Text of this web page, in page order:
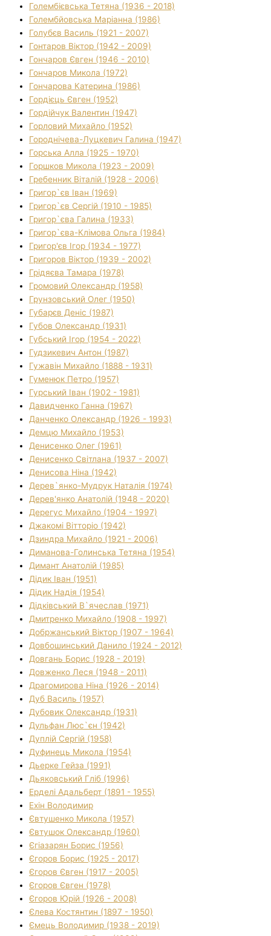
Голембієвська Тетяна (1936 - 2018)
Голембйовська Маріанна (1986)
Голубєв Василь (1921 - 2007)
Гонтаров Віктор (1942 - 2009)
Гончаров Євген (1946 - 2010)
Гончаров Микола (1972)
Гончарова Катерина (1986)
Гордієць Євген (1952)
Гордійчук Валентин (1947)
Горловий Михайло (1952)
Городнічева-Луцкевич Галина (1947)
Горська Алла (1925 - 1970)
Горшков Микола (1923 - 2009)
Гребенник Віталій (1928 - 2006)
Григор`єв Іван (1969)
Григор`єв Сергій (1910 - 1985)
Григор`єва Галина (1933)
Григор`єва-Клімова Ольга (1984)
Григор'єв Ігор (1934 - 1977)
Григоров Віктор (1939 - 2002)
Грідяєва Тамара (1978)
Громовий Олександр (1958)
Грунзовський Олег (1950)
Губарєв Деніс (1987)
Губов Олександр (1931)
Губський Ігор (1954 - 2022)
Гудзикевич Антон (1987)
Гужавін Михайло (1888 - 1931)
Гуменюк Петро (1957)
Гурський Іван (1902 - 1981)
Давидченко Ганна (1967)
Данченко Олександр (1926 - 1993)
Демцю Михайло (1953)
Денисенко Олег (1961)
Денисенко Світлана (1937 - 2007)
Денисова Ніна (1942)
Дерев`янко-Мудрук Наталія (1974)
Дерев'янко Анатолій (1948 - 2020)
Дерегус Михайло (1904 - 1997)
Джакомі Вітторіо (1942)
Дзиндра Михайло (1921 - 2006)
Диманова-Голинська Тетяна (1954)
Димант Анатолій (1985)
Дідик Іван (1951)
Дідик Надія (1954)
Дідківський В`ячеслав (1971)
Дмитренко Михайло (1908 - 1997)
Добржанський Віктор (1907 - 1964)
Довбошинський Данило (1924 - 2012)
Довгань Борис (1928 - 2019)
Довженко Леся (1948 - 2011)
Драгомирова Ніна (1926 - 2014)
Дуб Василь (1957)
Дубовик Олександр (1931)
Дульфан Люс`єн (1942)
Дуплій Сергій (1958)
Дуфинець Микола (1954)
Дьерке Гейза (1991)
Дьяковський Гліб (1996)
Ерделі Адальберт (1891 - 1955)
Ехін Володимир
Євтушенко Микола (1957)
Євтушок Олександр (1960)
Єгіазарян Борис (1956)
Єгоров Борис (1925 - 2017)
Єгоров Євген (1917 - 2005)
Єгоров Євген (1978)
Єгоров Юрій (1926 - 2008)
Єлева Костянтин (1897 - 1950)
Ємець Володимир (1938 - 2019)